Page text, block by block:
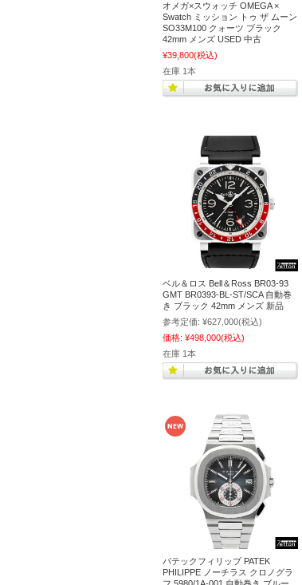
オメガ×スウォッチ OMEGA ×
Swatch ミッション トゥ ザ ムーン
SO33M100 クォーツ ブラック
42mm メンズ USED 中古
¥39,800(税込)
在庫 1本
ベル＆ロス Bell＆Ross BR03-93
GMT BR0393-BL-ST/SCA 自動巻
き ブラック 42mm メンズ 新品
参考定価: ¥627,000(税込)
価格: ¥498,000(税込)
在庫 1本
パテックフィリップ PATEK
PHILIPPE ノーチラス クロノグラ